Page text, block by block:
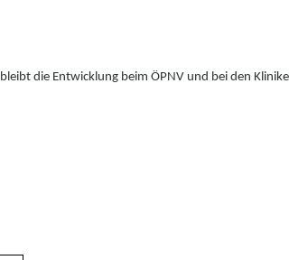
die Entwicklung beim ÖPNV und bei den